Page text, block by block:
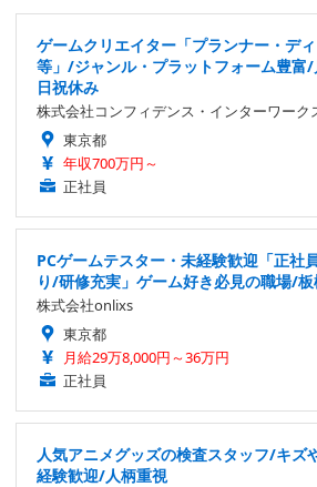
ゲームクリエイター「プランナー・デ
等」/ジャンル・プラットフォーム豊富
日祝休み
株式会社コンフィデンス・インターワーク
東京都
年収700万円～
正社員
PCゲームテスター・未経験歓迎「正社
り/研修充実」ゲーム好き必見の職場/
株式会社onlixs
東京都
月給29万8,000円～36万円
正社員
人気アニメグッズの検査スタッフ/キズ
経験歓迎/人柄重視